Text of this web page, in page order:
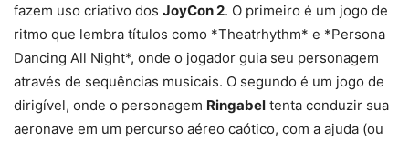
fazem uso criativo dos JoyCon 2. O primeiro é um jogo de
ritmo que lembra títulos como *Theatrhythm* e *Persona
Dancing All Night*, onde o jogador guia seu personagem
através de sequências musicais. O segundo é um jogo de
dirigível, onde o personagem Ringabel tenta conduzir sua
aeronave em um percurso aéreo caótico, com a ajuda (ou